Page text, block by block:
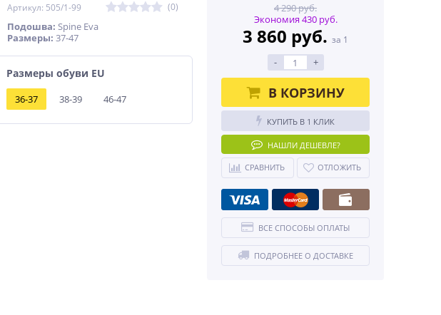
Артикул: 505/1-99 (0)
Подошва: Spine Eva
Размеры: 37-47
Размеры обуви EU
36-37 38-39 46-47
4 290 руб.
Экономия 430 руб.
3 860 руб. за 1
- +
В КОРЗИНУ
КУПИТЬ В 1 КЛИК
НАШЛИ ДЕШЕВЛЕ?
СРАВНИТЬ ОТЛОЖИТЬ
ВСЕ СПОСОБЫ ОПЛАТЫ
ПОДРОБНЕЕ О ДОСТАВКЕ